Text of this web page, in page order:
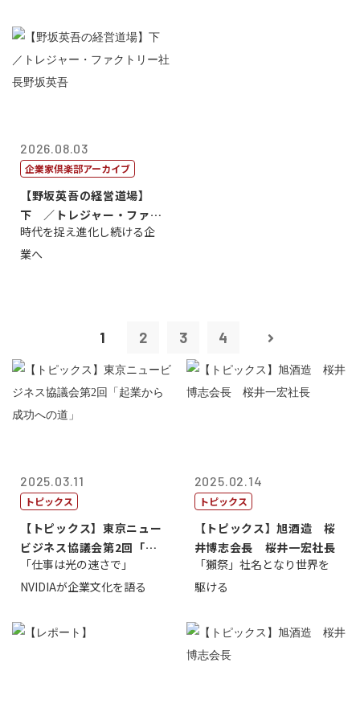
2026.08.03
企業家倶楽部アーカイブ
【野坂英吾の経営道場】
下 ／トレジャー・ファク
トリー社長野坂...
時代を捉え進化し続ける企
業へ
1 2 3 4
2025.03.11
トピックス
【トピックス】東京ニュー
ビジネス協議会第2回「起
業から成功へ...
「仕事は光の速さで」
NVIDIAが企業文化を語る
2025.02.14
トピックス
【トピックス】旭酒造 桜
井博志会長 桜井一宏社長
「獺祭」社名となり世界を
駆ける